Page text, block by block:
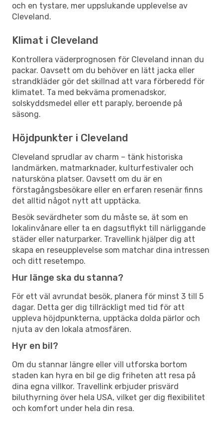
och en tystare, mer uppslukande upplevelse av
Cleveland.
Klimat i Cleveland
Kontrollera väderprognosen för Cleveland innan du
packar. Oavsett om du behöver en lätt jacka eller
strandkläder gör det skillnad att vara förberedd för
klimatet. Ta med bekväma promenadskor,
solskyddsmedel eller ett paraply, beroende på
säsong.
Höjdpunkter i Cleveland
Cleveland sprudlar av charm – tänk historiska
landmärken, matmarknader, kulturfestivaler och
natursköna platser. Oavsett om du är en
förstagångsbesökare eller en erfaren resenär finns
det alltid något nytt att upptäcka.
Besök sevärdheter som du måste se, ät som en
lokalinvånare eller ta en dagsutflykt till närliggande
städer eller naturparker. Travellink hjälper dig att
skapa en reseupplevelse som matchar dina intressen
och ditt resetempo.
Hur länge ska du stanna?
För ett väl avrundat besök, planera för minst 3 till 5
dagar. Detta ger dig tillräckligt med tid för att
uppleva höjdpunkterna, upptäcka dolda pärlor och
njuta av den lokala atmosfären.
Hyr en bil?
Om du stannar längre eller vill utforska bortom
staden kan hyra en bil ge dig friheten att resa på
dina egna villkor. Travellink erbjuder prisvärd
biluthyrning över hela USA, vilket ger dig flexibilitet
och komfort under hela din resa.